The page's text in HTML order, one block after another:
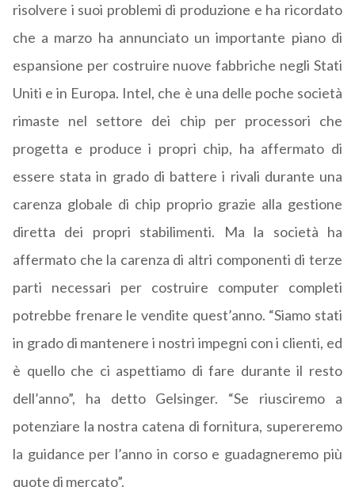
risolvere i suoi problemi di produzione e ha ricordato
che a marzo ha annunciato un importante piano di
espansione per costruire nuove fabbriche negli Stati
Uniti e in Europa. Intel, che è una delle poche società
rimaste nel settore dei chip per processori che
progetta e produce i propri chip, ha affermato di
essere stata in grado di battere i rivali durante una
carenza globale di chip proprio grazie alla gestione
diretta dei propri stabilimenti. Ma la società ha
affermato che la carenza di altri componenti di terze
parti necessari per costruire computer completi
potrebbe frenare le vendite quest’anno. “Siamo stati
in grado di mantenere i nostri impegni con i clienti, ed
è quello che ci aspettiamo di fare durante il resto
dell’anno”, ha detto Gelsinger. “Se riusciremo a
potenziare la nostra catena di fornitura, supereremo
la guidance per l’anno in corso e guadagneremo più
quote di mercato”.